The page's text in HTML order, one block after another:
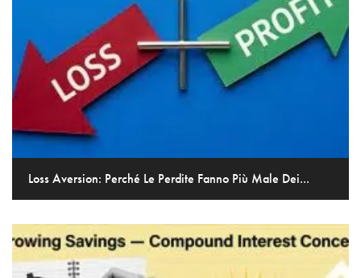
Loss Aversion: Perché Le Perdite Fanno Più Male Dei...